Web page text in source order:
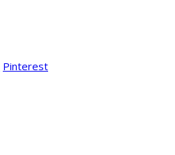
Pinterest